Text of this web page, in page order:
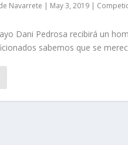
Navarrete | May 3, 2019|
Dani Pedrosa recibirá un
sabemos que se